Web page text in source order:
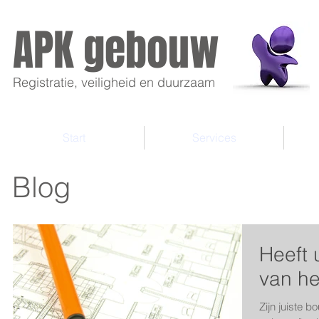
APK gebouw
Registratie, veiligheid en duurzaam
Start Services
Blog
Heeft
van
Zijn juiste